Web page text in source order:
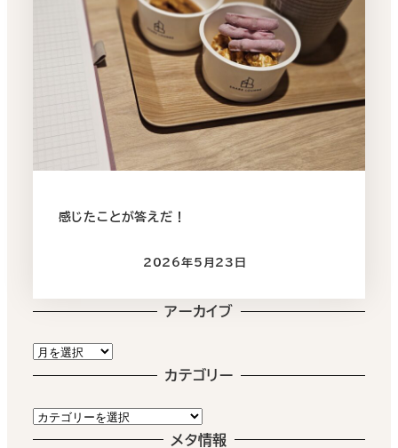
感じたことが答えだ！
2026年5月23日
アーカイブ
ア
ー
イ
ブ
カテゴリー
カ
テ
メタ情報